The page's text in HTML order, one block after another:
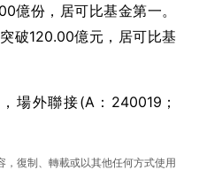
億份，居可比基金第一。
破120.00億元，居可比基
場外聯接(A：240019；
，復制、轉載或以其他任何方式使用